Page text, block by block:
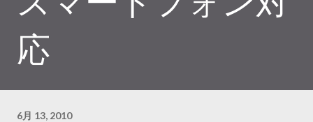
応
6月 13, 2010